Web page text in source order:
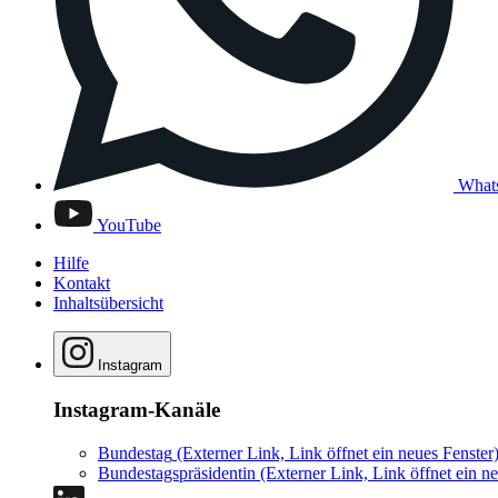
YouTube
Hilfe
Kontakt
Inhaltsübersicht
Instagram
Instagram-Kanäle
Bundestag (Externer Link, Link öffnet ein neues Fenster)
Bundestagspräsidentin (Externer Link, Link öffnet ein